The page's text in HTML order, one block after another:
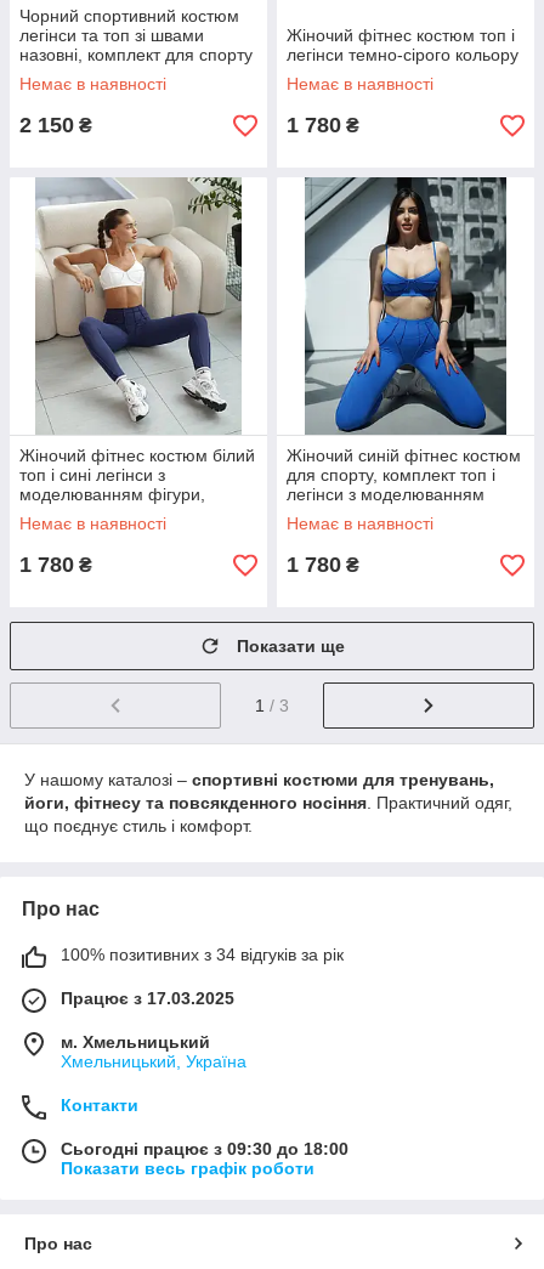
Чорний спортивний костюм
легінси та топ зі швами
назовні, комплект для спорту
Немає в наявності
2 150 ₴
Жіночий фітнес костюм топ і
легінси темно-сірого кольору
Немає в наявності
1 780 ₴
Жіночий фітнес костюм білий
топ і сині легінси з
моделюванням фігури,
костюм для залу
Немає в наявності
1 780 ₴
Жіночий синій фітнес костюм
для спорту, комплект топ і
легінси з моделюванням
фігури
Немає в наявності
1 780 ₴
Показати ще
1 / 3
У нашому каталозі – спортивні костюми для тренувань,
йоги, фітнесу та повсякденного носіння . Практичний одяг,
що поєднує стиль і комфорт.
Про нас
100% позитивних з 34 відгуків за рік
Працює з 17.03.2025
м. Хмельницький
Хмельницький, Україна
Контакти
Сьогодні працює з 09:30 до 18:00
Показати весь графік роботи
Про нас